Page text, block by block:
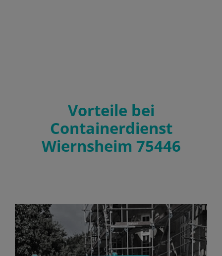
Vorteile bei
Containerdienst
Wiernsheim 75446